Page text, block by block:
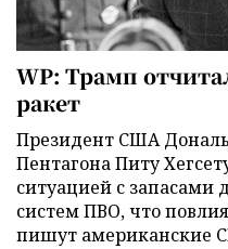
WP: Трамп
ракет
Президент США
Пентагона Питу
ситуацией с запасами
систем ПВО, что
пишут американские